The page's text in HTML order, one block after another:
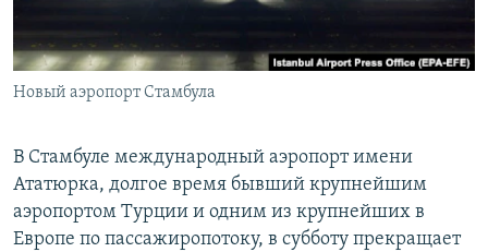
Հայերեն
English
Все сайты Радио Азатутюн
Новый аэропорт Стамбула
В Стамбуле международный аэропорт имени
Ататюрка, долгое время бывший крупнейшим
аэропортом Турции и одним из крупнейших в
Европе по пассажиропотоку, в субботу прекращает